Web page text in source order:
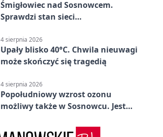
Śmigłowiec nad Sosnowcem.
Sprawdzi stan sieci
4 sierpnia 2026
Upały blisko 40°C. Chwila nieuwagi
może skończyć się tragedią
4 sierpnia 2026
Popołudniowy wzrost ozonu
możliwy także w Sosnowcu. Jest